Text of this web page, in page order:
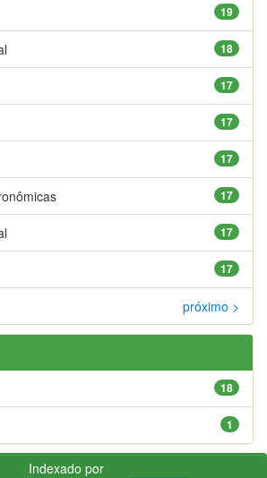
19
18
17
17
17
17
17
17
próximo >
18
1
Indexado por